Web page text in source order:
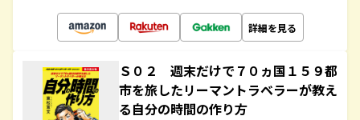
詳細を見る
Ｓ０２ 週末だけで７０ヵ国１５９都
市を旅したリーマントラベラーが教え
る自分の時間の作り方